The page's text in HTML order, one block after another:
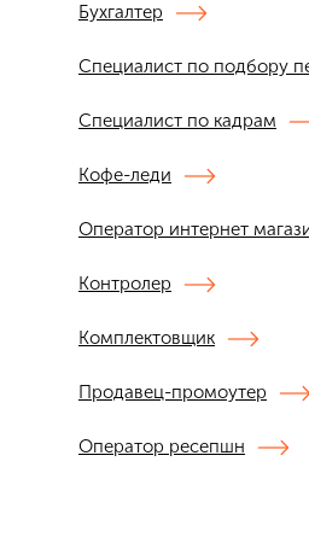
Бухгалтер
Специалист по подбору
Специалист по кадрам
Кофе-леди
Оператор интернет
Контролер
Комплектовщик
Продавец-промоутер
Оператор ресепшн